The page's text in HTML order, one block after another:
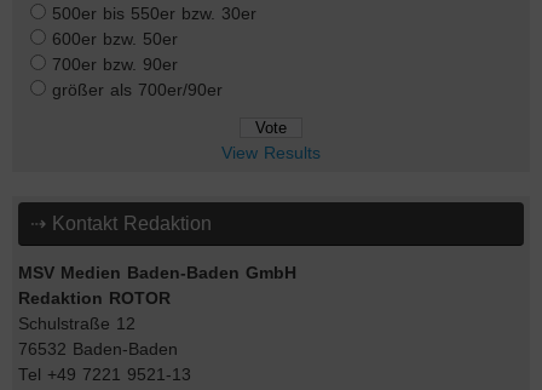
500er bis 550er bzw. 30er
600er bzw. 50er
700er bzw. 90er
größer als 700er/90er
View Results
⇢ Kontakt Redaktion
MSV Medien Baden-Baden GmbH
Redaktion ROTOR
Schulstraße 12
76532 Baden-Baden
Tel +49 7221 9521-13